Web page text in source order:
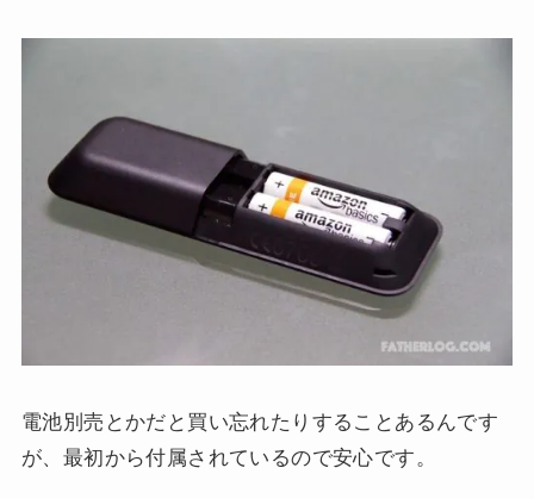
電池別売とかだと買い忘れたりすることあるんです
が、最初から付属されているので安心です。